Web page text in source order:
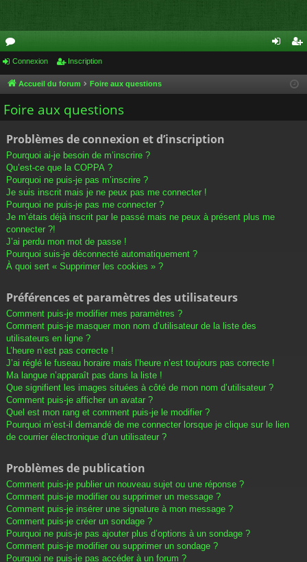
or
u
m
cri
Connexion Inscription
Accueil du forum Foire aux questions
Foire aux questions
Problèmes de connexion et d’inscription
Pourquoi ai-je besoin de m’inscrire ?
Qu’est-ce que la COPPA ?
Pourquoi ne puis-je pas m’inscrire ?
Je suis inscrit mais je ne peux pas me connecter !
Pourquoi ne puis-je pas me connecter ?
Je m’étais déjà inscrit par le passé mais ne peux à présent plus me
connecter ?!
J’ai perdu mon mot de passe !
Pourquoi suis-je déconnecté automatiquement ?
À quoi sert « Supprimer les cookies » ?
Préférences et paramètres des utilisateurs
Comment puis-je modifier mes paramètres ?
Comment puis-je masquer mon nom d’utilisateur de la liste des
utilisateurs en ligne ?
L’heure n’est pas correcte !
J’ai réglé le fuseau horaire mais l’heure n’est toujours pas correcte !
Ma langue n’apparaît pas dans la liste !
Que signifient les images situées à côté de mon nom d’utilisateur ?
Comment puis-je afficher un avatar ?
Quel est mon rang et comment puis-je le modifier ?
Pourquoi m’est-il demandé de me connecter lorsque je clique sur le lien
de courrier électronique d’un utilisateur ?
Problèmes de publication
Comment puis-je publier un nouveau sujet ou une réponse ?
Comment puis-je modifier ou supprimer un message ?
Comment puis-je insérer une signature à mon message ?
Comment puis-je créer un sondage ?
Pourquoi ne puis-je pas ajouter plus d’options à un sondage ?
Comment puis-je modifier ou supprimer un sondage ?
Pourquoi ne puis-je pas accéder à un forum ?